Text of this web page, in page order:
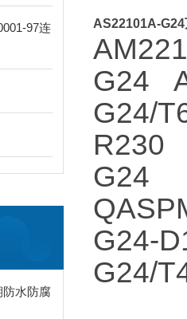
97连
防水防腐
AS22101A-
G24
G24/
R230
G24
G24-
G24/